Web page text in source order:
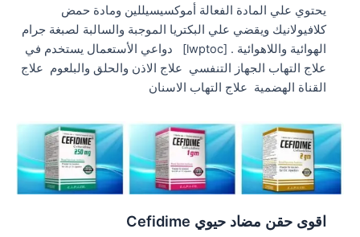
يحتوي علي المادة الفعالة أموكسيسيللين ومادة حمض
كلافيولانيك ويقضي علي البكتريا الموجبة والسالبة لصبغة جرام
الهوائية واللاهوائية . [lwptoc] دواعي الأستعمال يستخدم في
علاج التهاب الجهاز التنفسي علاج الاذن والحلق والبلعوم علاج
القناة الهضمية علاج التهاب الاسنان
اقوى حقن مضاد حيوي Cefidime